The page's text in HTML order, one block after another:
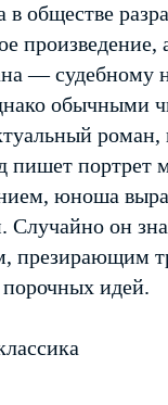
обществе
—
обычными
роман,
портрет
юноша
Случайно он
презирающим
порочных идей.